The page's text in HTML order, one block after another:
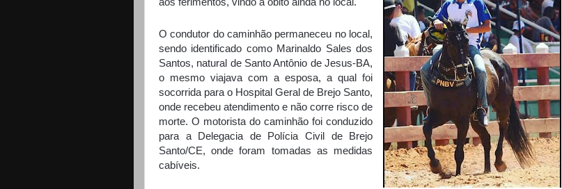
O condutor do caminhão permaneceu no local,
sendo identificado como Marinaldo Sales dos
Santos, natural de Santo Antônio de Jesus-BA,
o mesmo viajava com a esposa, a qual foi
socorrida para o Hospital Geral de Brejo Santo,
onde recebeu atendimento e não corre risco de
morte. O motorista do caminhão foi conduzido
para a Delegacia de Polícia Civil de Brejo
Santo/CE, onde foram tomadas as medidas
cabíveis.